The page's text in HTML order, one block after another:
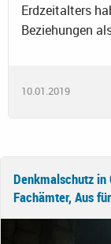
Erdzeitalters
Beziehungen
10.01.2019
Denkmalschutz in
Fachämter, Aus